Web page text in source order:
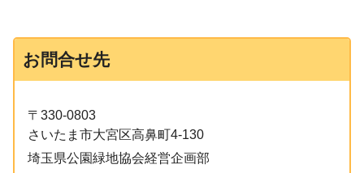
お問合せ先
〒330-0803
さいたま市大宮区高鼻町4-130
埼玉県公園緑地協会経営企画部